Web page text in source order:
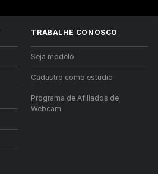
TRABALHE CONOSCO
Seja modelo
Cadastro como estúdio
Programa de Afiliados de
Webcam